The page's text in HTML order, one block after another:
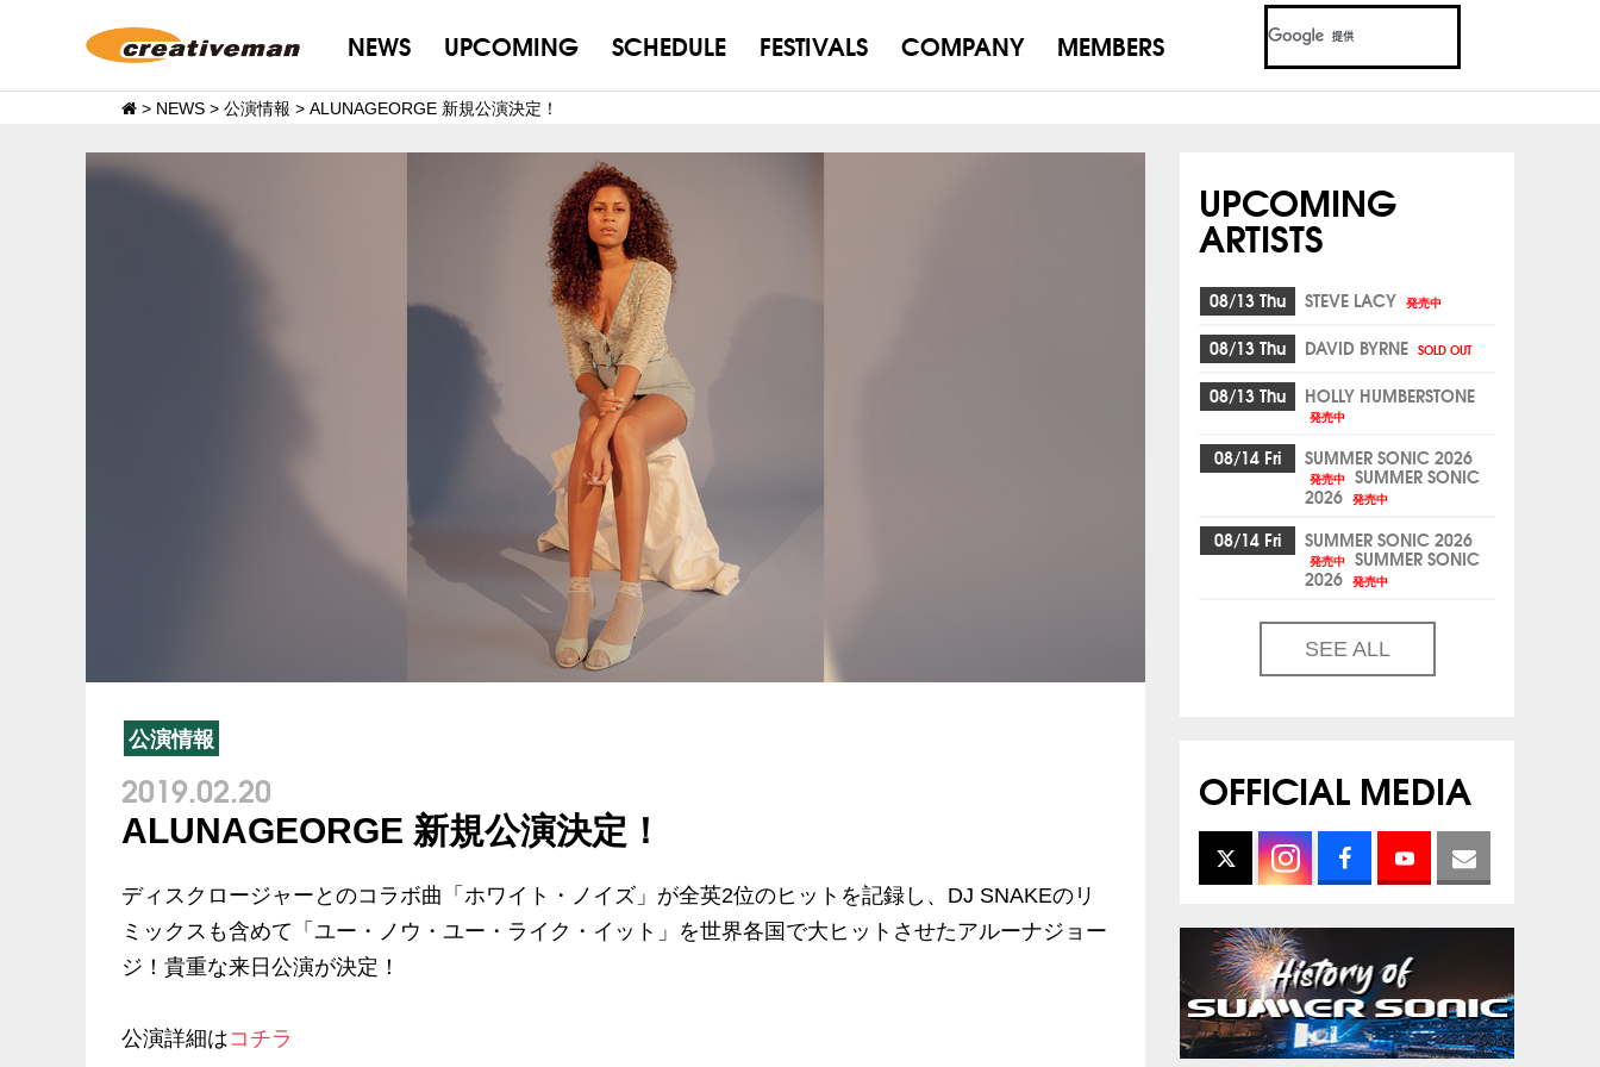
NEWS UPCOMING SCHEDULE FESTIVALS COMPANY MEMBERS
> NEWS > 公演情報 > ALUNAGEORGE 新規公演決定！
公演情報
2019.02.20
ALUNAGEORGE 新規公演決定！
ディスクロージャーとのコラボ曲「ホワイト・ノイズ」が全英2位のヒットを記録し、DJ SNAKEのリ
ミックスも含めて「ユー・ノウ・ユー・ライク・イット」を世界各国で大ヒットさせたアルーナジョー
ジ！貴重な来日公演が決定！
公演詳細はコチラ
UPCOMING
ARTISTS
08/13 Thu STEVE LACY 発売中
08/13 Thu DAVID BYRNE SOLD OUT
08/13 Thu HOLLY HUMBERSTONE
発売中
08/14 Fri SUMMER SONIC 2026
発売中 SUMMER SONIC
2026 発売中
08/14 Fri SUMMER SONIC 2026
発売中 SUMMER SONIC
2026 発売中
SEE ALL
OFFICIAL MEDIA